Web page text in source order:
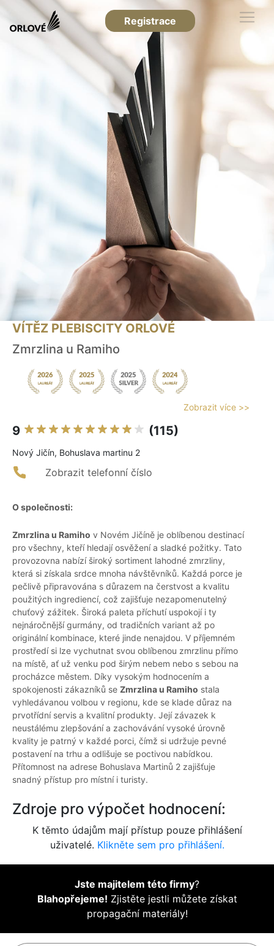
Registrace
VÍTĚZ PLEBISCITY ORLOVÉ
Zmrzlina u Ramiho
Zobrazit více >>
9 (115)
Nový Jičín, Bohuslava martinu 2
Zobrazit telefonní číslo
O společnosti:
Zmrzlina u Ramiho v Novém Jičíně je oblíbenou destinací
pro všechny, kteří hledají osvěžení a sladké požitky. Tato
provozovna nabízí široký sortiment lahodné zmrzliny,
která si získala srdce mnoha návštěvníků. Každá porce je
pečlivě připravována s důrazem na čerstvost a kvalitu
použitých ingrediencí, což zajišťuje nezapomenutelný
chuťový zážitek. Široká paleta příchutí uspokojí i ty
nejnáročnější gurmány, od tradičních variant až po
originální kombinace, které jinde nenajdou. V příjemném
prostředí si lze vychutnat svou oblíbenou zmrzlinu přímo
na místě, ať už venku pod širým nebem nebo s sebou na
procházce městem. Díky vysokým hodnocením a
spokojenosti zákazníků se Zmrzlina u Ramiho stala
vyhledávanou volbou v regionu, kde se klade důraz na
prvotřídní servis a kvalitní produkty. Její závazek k
neustálému zlepšování a zachovávání vysoké úrovně
kvality je patrný v každé porci, čímž si udržuje pevné
postavení na trhu a odlišuje se poctivou nabídkou.
Přítomnost na adrese Bohuslava Martinů 2 zajišťuje
snadný přístup pro místní i turisty.
Zdroje pro výpočet hodnocení:
K těmto údajům mají přístup pouze přihlášení
uživatelé. Klikněte sem pro přihlášení.
Jste majitelem této firmy?
Blahopřejeme! Zjistěte jestli můžete získat
propagační materiály!